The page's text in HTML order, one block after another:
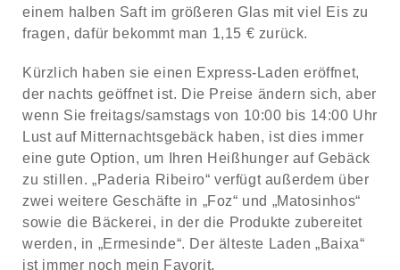
einem halben Saft im größeren Glas mit viel Eis zu
fragen, dafür bekommt man 1,15 € zurück.
Kürzlich haben sie einen Express-Laden eröffnet,
der nachts geöffnet ist. Die Preise ändern sich, aber
wenn Sie freitags/samstags von 10:00 bis 14:00 Uhr
Lust auf Mitternachtsgebäck haben, ist dies immer
eine gute Option, um Ihren Heißhunger auf Gebäck
zu stillen. „Paderia Ribeiro“ verfügt außerdem über
zwei weitere Geschäfte in „Foz“ und „Matosinhos“
sowie die Bäckerei, in der die Produkte zubereitet
werden, in „Ermesinde“. Der älteste Laden „Baixa“
ist immer noch mein Favorit.